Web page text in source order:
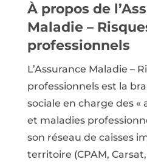
À propos de
Maladie –
professionnels
L’Assurance Maladie –
professionnels est la
sociale en charge des «
et maladies
son réseau de caisses
territoire (CPAM, Carsat,